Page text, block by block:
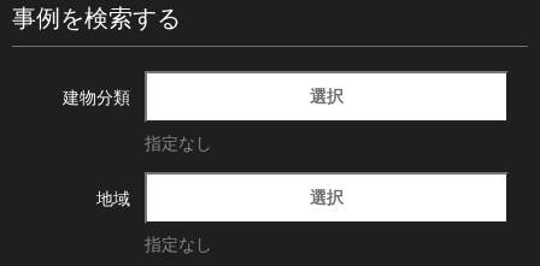
事例を検索する
建物分類 選択
指定なし
地域 選択
指定なし